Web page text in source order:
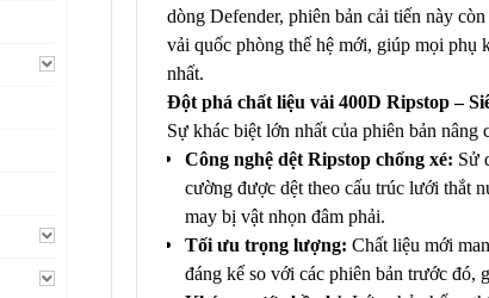
dòng Defender, phiên bản cải tiến này
vải quốc phòng thế hệ mới, giúp mọi phụ
nhất.
Đột phá chất liệu vải 400D Ripstop –
Sự khác biệt lớn nhất của phiên bản
Công nghệ dệt Ripstop chống xé: Sử
cường được dệt theo cấu trúc lưới thắt
may bị vật nhọn đâm phải.
Tối ưu trọng lượng: Chất liệu mới
đáng kể so với các phiên bản trước đó,